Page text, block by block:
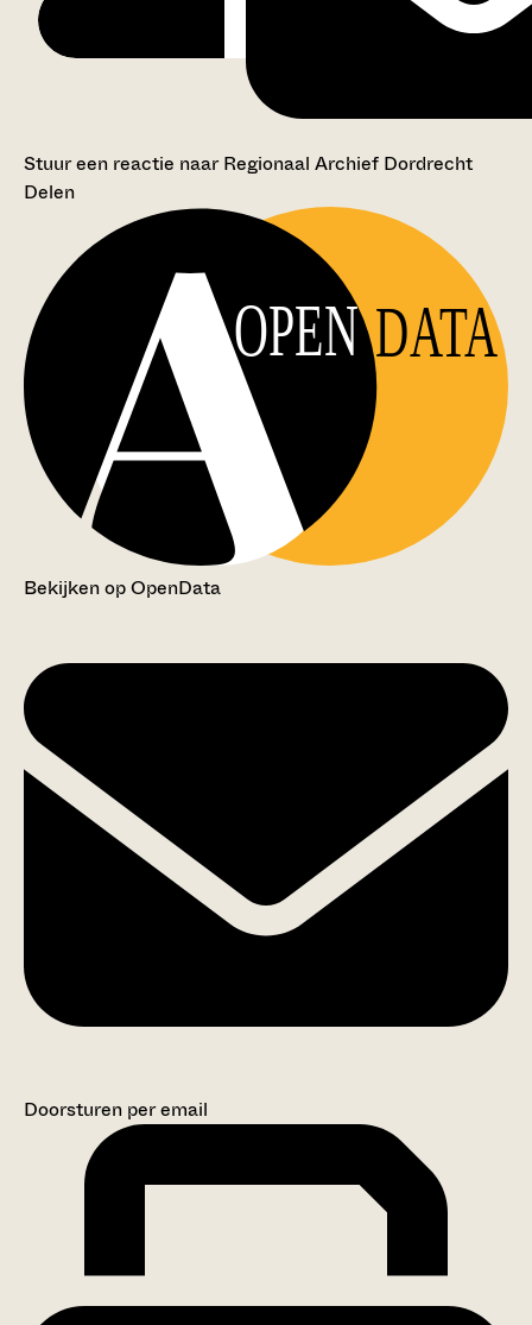
Stuur een reactie naar Regionaal Archief Dordrecht
Delen
OPEN DATA
Bekijken op OpenData
Doorsturen per email